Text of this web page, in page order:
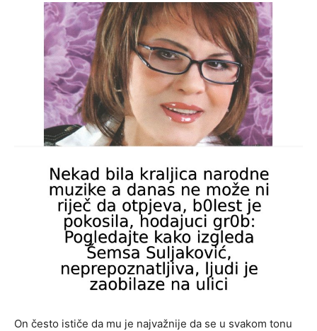
On često ističe da mu je najvažnije da se u svakom tonu